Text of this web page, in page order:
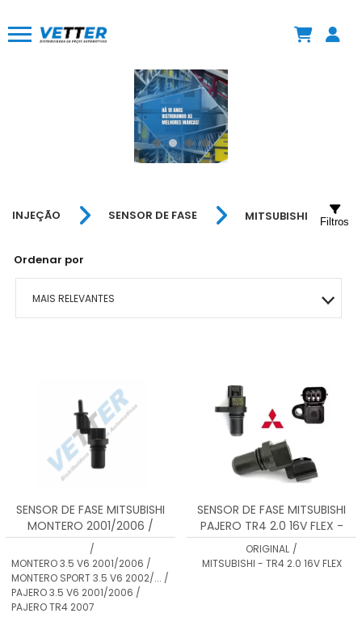
INJEÇÃO SENSOR DE FASE MITSUBISHI
Ordenar por
MAIS RELEVANTES
MAIOR PREÇO
A - Z
Filtros
SENSOR DE FASE MITSUBISHI
MONTERO 2001/2006 /
GALANT 2004/... / PAJETO TR4
2007/... / PAJERO 2001/2006 /
MONTERO SPORT 2002/...
/
MONTERO 3.5 V6 2001/2006 /
MONTERO SPORT 3.5 V6 2002/... /
PAJERO 3.5 V6 2001/2006 /
PAJERO TR4 2007
SENSOR DE FASE MITSUBISHI
PAJERO TR4 2.0 16V FLEX -
EWTR8B
ORIGINAL /
MITSUBISHI - TR4 2.0 16V FLEX